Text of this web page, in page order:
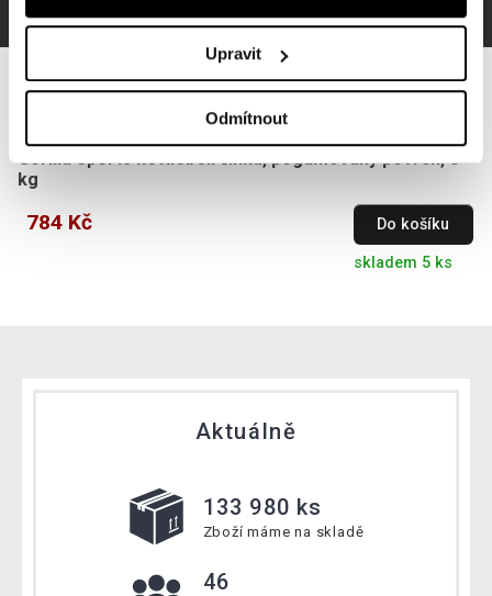
Upravit
Odmítnout
Gorilla Sports kettlebell činka, pogumovaný povrch, 8
kg
784 Kč Do košíku
skladem 5 ks
Aktuálně
133 980 ks
Zboží máme na skladě
46